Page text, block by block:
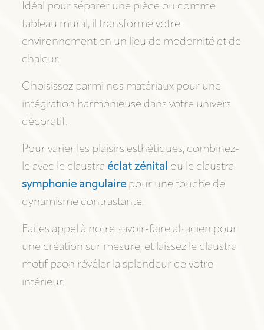
Idéal pour séparer une pièce ou comme
tableau mural, il transforme votre
environnement en un lieu de modernité et de
chaleur.
Choisissez parmi nos matériaux pour une
intégration harmonieuse dans votre univers
décoratif.
Pour varier les plaisirs esthétiques, combinez-
le avec le claustra éclat zénital ou le claustra
symphonie angulaire pour une touche de
dynamisme contrastante.
Faites appel à notre savoir-faire alsacien pour
une création sur mesure, et laissez le claustra
motif paon révéler la splendeur de votre
intérieur.